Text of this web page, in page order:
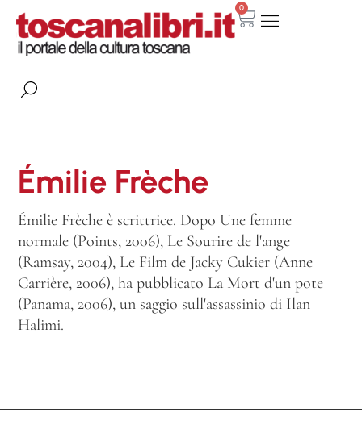
0
Émilie Frèche
Émilie Frèche è scrittrice. Dopo Une femme
normale (Points, 2006), Le Sourire de l'ange
(Ramsay, 2004), Le Film de Jacky Cukier (Anne
Carrière, 2006), ha pubblicato La Mort d'un pote
(Panama, 2006), un saggio sull'assassinio di Ilan
Halimi.